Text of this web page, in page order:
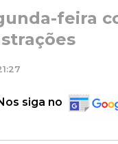
feira
siga no